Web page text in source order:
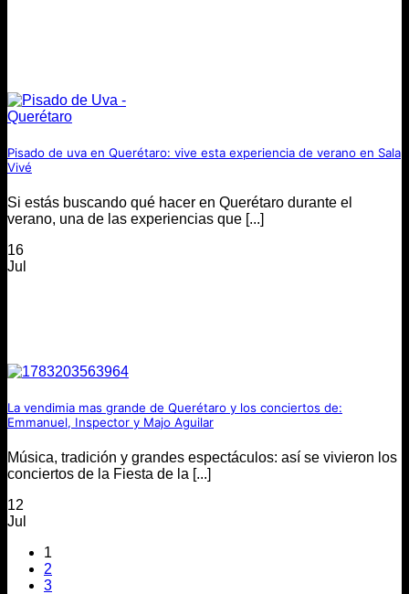
Pisado de uva en Querétaro: vive esta experiencia de verano en Sala
Vivé
Si estás buscando qué hacer en Querétaro durante el
verano, una de las experiencias que [...]
16
Jul
La vendimia mas grande de Querétaro y los conciertos de:
Emmanuel, Inspector y Majo Aguilar
Música, tradición y grandes espectáculos: así se vivieron los
conciertos de la Fiesta de la [...]
12
Jul
1
2
3